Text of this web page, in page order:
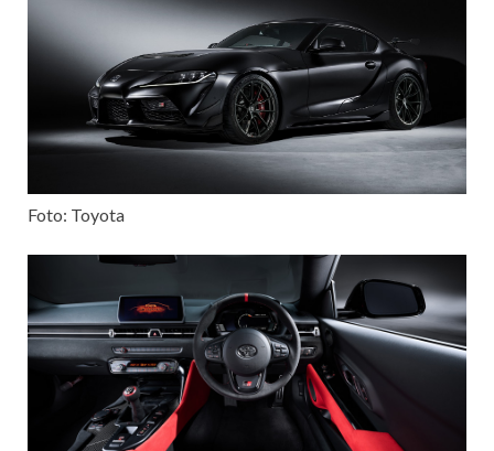
Foto: Toyota